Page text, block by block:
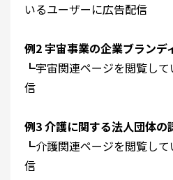
いるユーザーに広告配信
例2 宇宙事業の企業ブランデ
┗宇宙関連ページを閲覧し
信
例3 介護に関する法人団体の
┗介護関連ページを閲覧し
信